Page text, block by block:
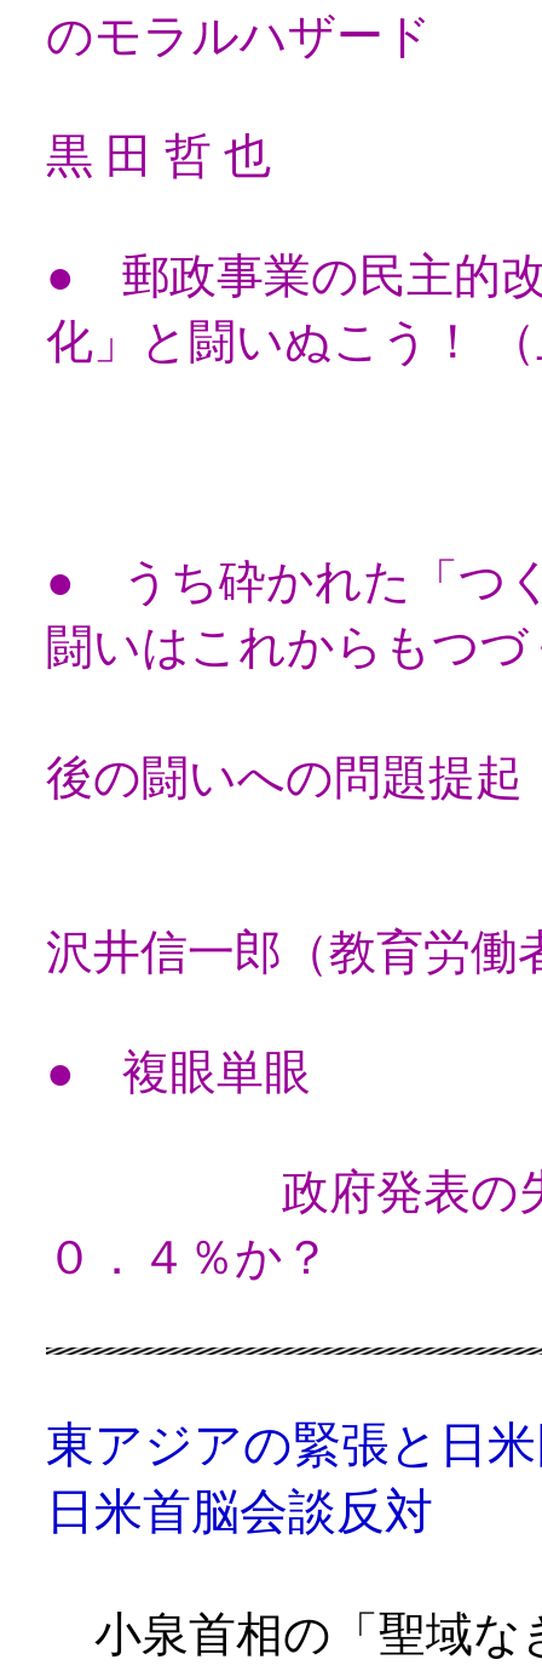
のモラルハザード
黒 田 哲 也
● 郵政事業の民主的
化」と闘いぬこう！
● うち砕かれた「
闘いはこれからもつづ
後の闘いへの問題提起
沢井信一郎（教育労働
● 複眼単眼
政府発表の失業
０．４％か？
東アジアの緊張と日
日米首脳会談反対
小泉首相の「聖域